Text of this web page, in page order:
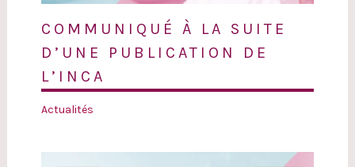
COMMUNIQUÉ À LA SUITE
D’UNE PUBLICATION DE
L’INCA
Actualités